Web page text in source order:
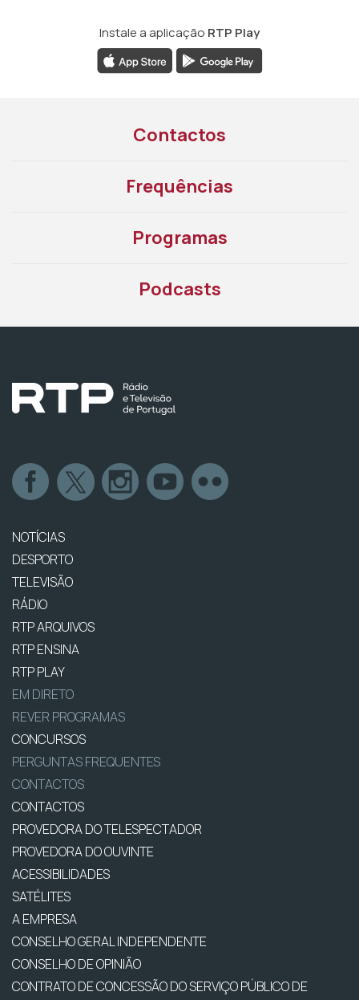
Instale a aplicação RTP Play
Contactos
Frequências
Programas
Podcasts
NOTÍCIAS
DESPORTO
TELEVISÃO
RÁDIO
RTP ARQUIVOS
RTP ENSINA
RTP PLAY
EM DIRETO
REVER PROGRAMAS
CONCURSOS
PERGUNTAS FREQUENTES
CONTACTOS
CONTACTOS
PROVEDORA DO TELESPECTADOR
PROVEDORA DO OUVINTE
ACESSIBILIDADES
SATÉLITES
A EMPRESA
CONSELHO GERAL INDEPENDENTE
CONSELHO DE OPINIÃO
CONTRATO DE CONCESSÃO DO SERVIÇO PÚBLICO DE